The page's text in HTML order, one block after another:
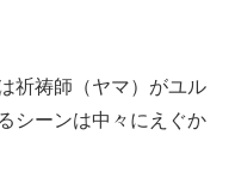
祈祷師（ヤマ）がユル
シーンは中々にえぐか